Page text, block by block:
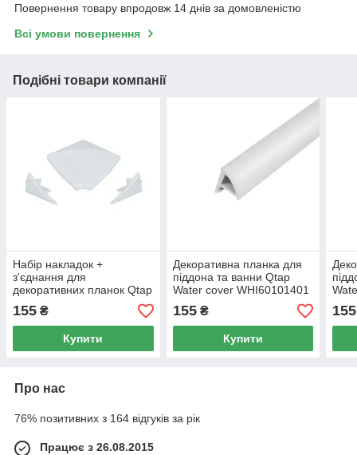
Повернення товару впродовж 14 днів за домовленістю
Всі умови повернення
Подібні товари компанії
Набір накладок +
з'єднання для
декоративних планок Qtap
Water cover Set 03
155 ₴
Купити
Декоративна планка для
піддона та ванни Qtap
Water cover WHI60101401
155₴
Купити
155
Про нас
76% позитивних з 164 відгуків за рік
Працює з 26.08.2015